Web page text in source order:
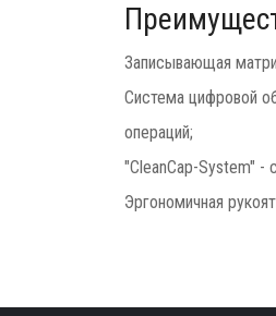
Записывающая
Система цифровой
операций;
"CleanCap-System" -
Эргономичная